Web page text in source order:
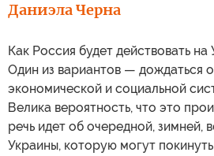
Даниэла Черна
Как Россия будет действовать на
Один из вариантов — дождаться
экономической и социальной
Велика вероятность, что это
речь идет об очередной, зимней,
Украины, которую могут